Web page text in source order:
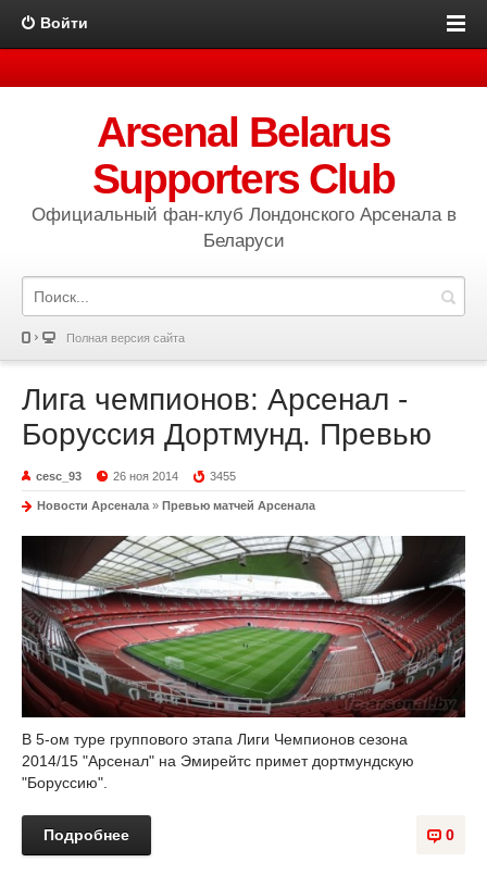
Войти
Arsenal Belarus
Supporters Club
Официальный фан-клуб Лондонского Арсенала в
Беларуси
Полная версия сайта
Лига чемпионов: Арсенал -
Боруссия Дортмунд. Превью
cesc_93 26 ноя 2014 3455
Новости Арсенала » Превью матчей Арсенала
В 5-ом туре группового этапа Лиги Чемпионов сезона
2014/15 "Арсенал" на Эмирейтс примет дортмундскую
"Боруссию".
0
Подробнее